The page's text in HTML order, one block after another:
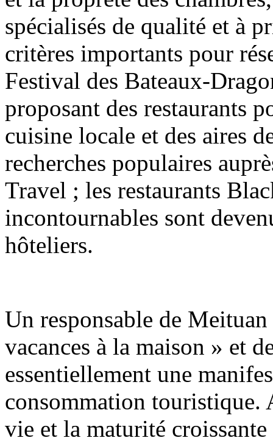
spécialisés de qualité et à
critères importants pour
Festival des Bateaux-
proposant des restaurants
cuisine locale et des aires
recherches populaires
Travel ; les restaurants
incontournables sont
hôteliers.
Un responsable de
vacances à la maison » et
essentiellement une
consommation touristique.
vie et la maturité